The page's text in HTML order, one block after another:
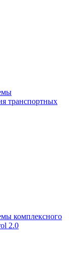
транспортных
комплексного
2.0